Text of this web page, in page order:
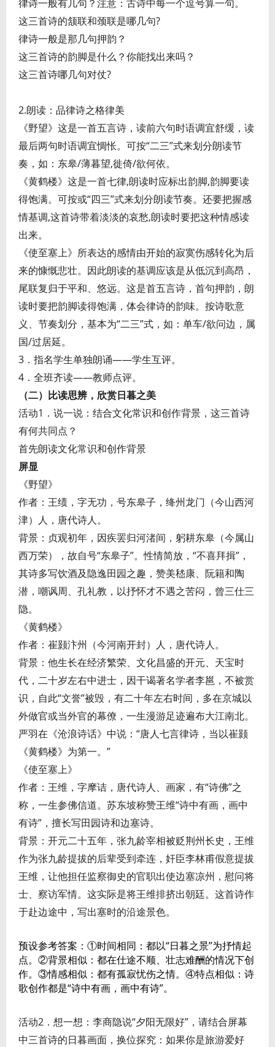
律诗一般有几句？注意：古诗中每一个逗号算一句。
这三首诗的颔联和颈联是哪几句?
律诗一般是那几句押韵？
这三首诗的韵脚是什么？你能找出来吗？
这三首诗哪几句对仗?
2.朗读：品律诗之格律美
《野望》这是一首五言诗，读前六句时语调宜舒缓，读
最后两句时语调宜惆怅。可按“二三”式来划分朗读节
奏，如：东皋/薄暮望,徙倚/欲何依。
《黄鹤楼》这是一首七律,朗读时应标出韵脚,韵脚要读
得饱满。可按或“四三”式来划分朗读节奏。还要把握感
情基调,这首诗带着淡淡的哀愁,朗读时要把这种情感读
出来。
《使至塞上》所表达的感情由开始的寂寞伤感转化为后
来的慷慨悲壮。因此朗读的基调应该是从低沉到高昂，
尾联复归于平和、悠远。这是首五言诗，首句押韵，朗
读时要把韵脚读得饱满，体会律诗的韵味。按诗歌意
义、节奏划分，基本为“二三”式，如：单车/欲问边，属
国/过居延。
3．指名学生单独朗诵——学生互评。
4．全班齐读——教师点评。
（二）比读思辨，欣赏日暮之美
活动1．说一说：结合文化常识和创作背景，这三首诗
有何共同点？
首先朗读文化常识和创作背景
屏显
《野望》
作者：王绩，字无功，号东皋子，绛州龙门（今山西河
津）人，唐代诗人。
背景：贞观初年，因疾罢归河渚间，躬耕东皋（今属山
西万荣），故自号“东皋子”。性情简放，“不喜拜揖”，
其诗多写饮酒及隐逸田园之趣，赞美嵇康、阮籍和陶
潜，嘲讽周、孔礼教，以抒怀才不遇之苦闷，曾三仕三
隐。
《黄鹤楼》
作者：崔颢汴州（今河南开封）人，唐代诗人。
背景：他生长在经济繁荣、文化昌盛的开元、天宝时
代，二十岁左右中进士，因干谒著名学者李邕，不被赏
识，自此“文誉”被毁，有二十年左右时间，多在京城以
外做官或当外官的幕僚，一生漫游足迹遍布大江南北。
严羽在《沧浪诗话》中说：“唐人七言律诗，当以崔颢
《黄鹤楼》为第一。”
《使至塞上》
作者：王维，字摩诘，唐代诗人、画家，有“诗佛”之
称，一生参佛信道。苏东坡称赞王维“诗中有画，画中
有诗”，擅长写田园诗和边塞诗。
背景：开元二十五年，张九龄宰相被贬荆州长史，王维
作为张九龄提拔的后辈受到牵连，奸臣李林甫假意提拔
王维，让他担任监察御史的官职出使边塞凉州，慰问将
士、察访军情。这实际是将王维排挤出朝廷。这首诗作
于赴边途中，写出塞时的沿途景色。
预设参考答案：①时间相同：都以“日暮之景”为抒情起
点。②背景相似：都在仕途不顺、壮志难酬的情况下创
作。③情感相似：都有孤寂忧伤之情。④特点相似：诗
歌创作都是“诗中有画，画中有诗”。
活动2．想一想：李商隐说“夕阳无限好”，请结合屏幕
中三首诗的日暮画面，换位探究：如果你是旅游爱好